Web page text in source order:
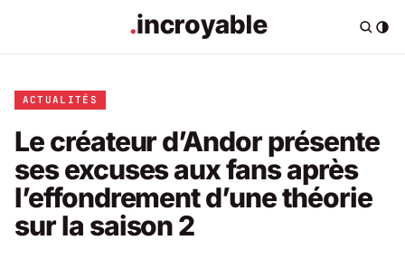
ACTUALITÉS
Le créateur d’Andor présente
ses excuses aux fans après
l’effondrement d’une théorie
sur la saison 2